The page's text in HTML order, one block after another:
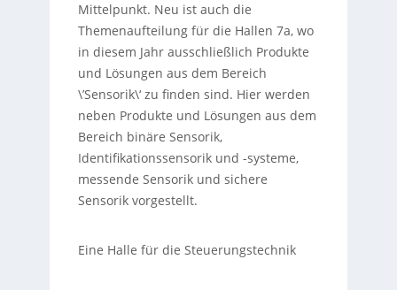
Mittelpunkt. Neu ist auch die
Themenaufteilung für die Hallen 7a, wo
in diesem Jahr ausschließlich Produkte
und Lösungen aus dem Bereich
\’Sensorik\‘ zu finden sind. Hier werden
neben Produkte und Lösungen aus dem
Bereich binäre Sensorik,
Identifikationssensorik und -systeme,
messende Sensorik und sichere
Sensorik vorgestellt.
Eine Halle für die Steuerungstechnik